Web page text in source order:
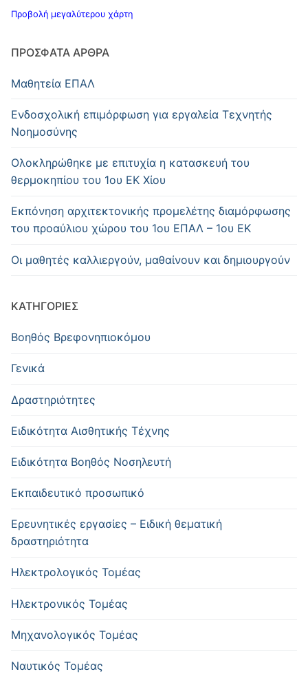
Προβολή μεγαλύτερου χάρτη
ΠΡΌΣΦΑΤΑ ΆΡΘΡΑ
Μαθητεία ΕΠΑΛ
Ενδοσχολική επιμόρφωση για εργαλεία Τεχνητής
Νοημοσύνης
Oλοκληρώθηκε με επιτυχία η κατασκευή του
θερμοκηπίου του 1ου ΕΚ Χίου
Εκπόνηση αρχιτεκτονικής προμελέτης διαμόρφωσης
του προαύλιου χώρου του 1ου ΕΠΑΛ – 1ου ΕΚ
Οι μαθητές καλλιεργούν, μαθαίνουν και δημιουργούν
KΑΤΗΓΟΡΊΕΣ
Βοηθός Βρεφονηπιοκόμου
Γενικά
Δραστηριότητες
Ειδικότητα Αισθητικής Τέχνης
Ειδικότητα Βοηθός Νοσηλευτή
Εκπαιδευτικό προσωπικό
Ερευνητικές εργασίες – Ειδική θεματική
δραστηριότητα
Ηλεκτρολογικός Τομέας
Ηλεκτρονικός Τομέας
Μηχανολογικός Τομέας
Ναυτικός Τομέας